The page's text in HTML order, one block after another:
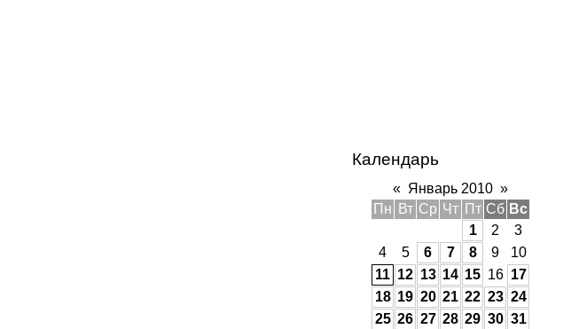
Календарь
« Январь 2010 »
Пн
Вт Ср Чт Пт Сб Вс
1
2
3
4
5 6 7 8 9
10
11 12 13 14 15 16 17
18 19 20 21 22 23 24
25 26 27 28 29 30 31